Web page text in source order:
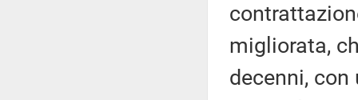
migliorata,
decenni,